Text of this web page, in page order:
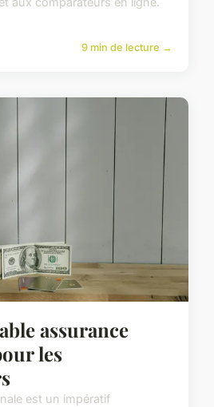
9 min de lecture →
assurance
les
est un impératif